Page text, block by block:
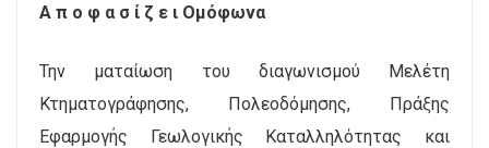
Α π ο φ α σ ί ζ ε ι Ομόφωνα
Την ματαίωση του διαγωνισμού Μελέτη
Κτηματογράφησης, Πολεοδόμησης, Πράξης
Εφαρμογής Γεωλογικής Καταλληλότητας και